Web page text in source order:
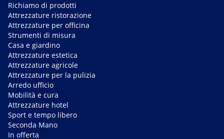
Richiamo di prodotti
Attrezzature ristorazione
Attrezzature per officina
Strumenti di misura
Casa e giardino
Attrezzature estetica
Attrezzature agricole
Attrezzature per la pulizia
Arredo ufficio
Mobilità e cura
Attrezzature hotel
Sport e tempo libero
Seconda Mano
In offerta